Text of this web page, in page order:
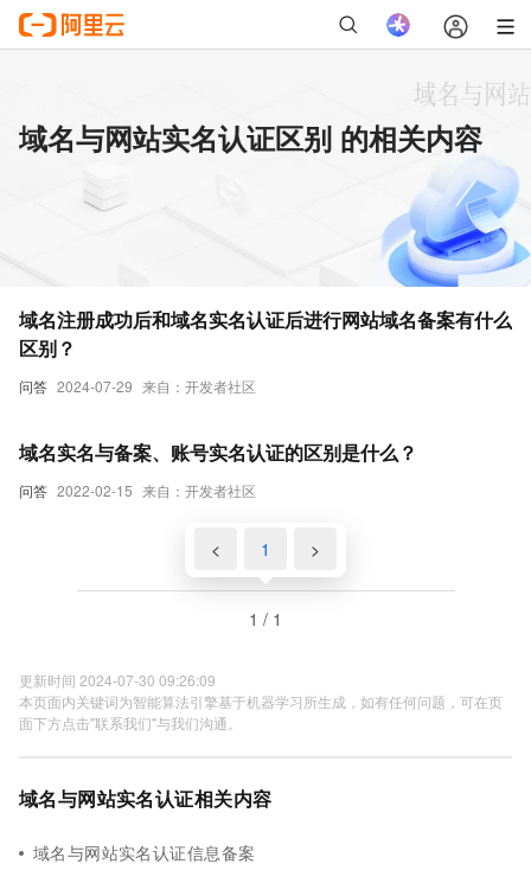
域名与网站实名认证区别 的相关内容
问答 2024-07-29 来自：开发者社区
域名注册成功后和域名实名认证后进行网站域名备案有什么
区别？
问答 2022-02-15 来自：开发者社区
域名实名与备案、账号实名认证的区别是什么？
< 1 >
1 / 1
更新时间 2024-07-30 09:26:09
本页面内关键词为智能算法引擎基于机器学习所生成，如有任何问题，可在页
面下方点击"联系我们"与我们沟通。
域名与网站实名认证相关内容
域名与网站实名认证信息备案